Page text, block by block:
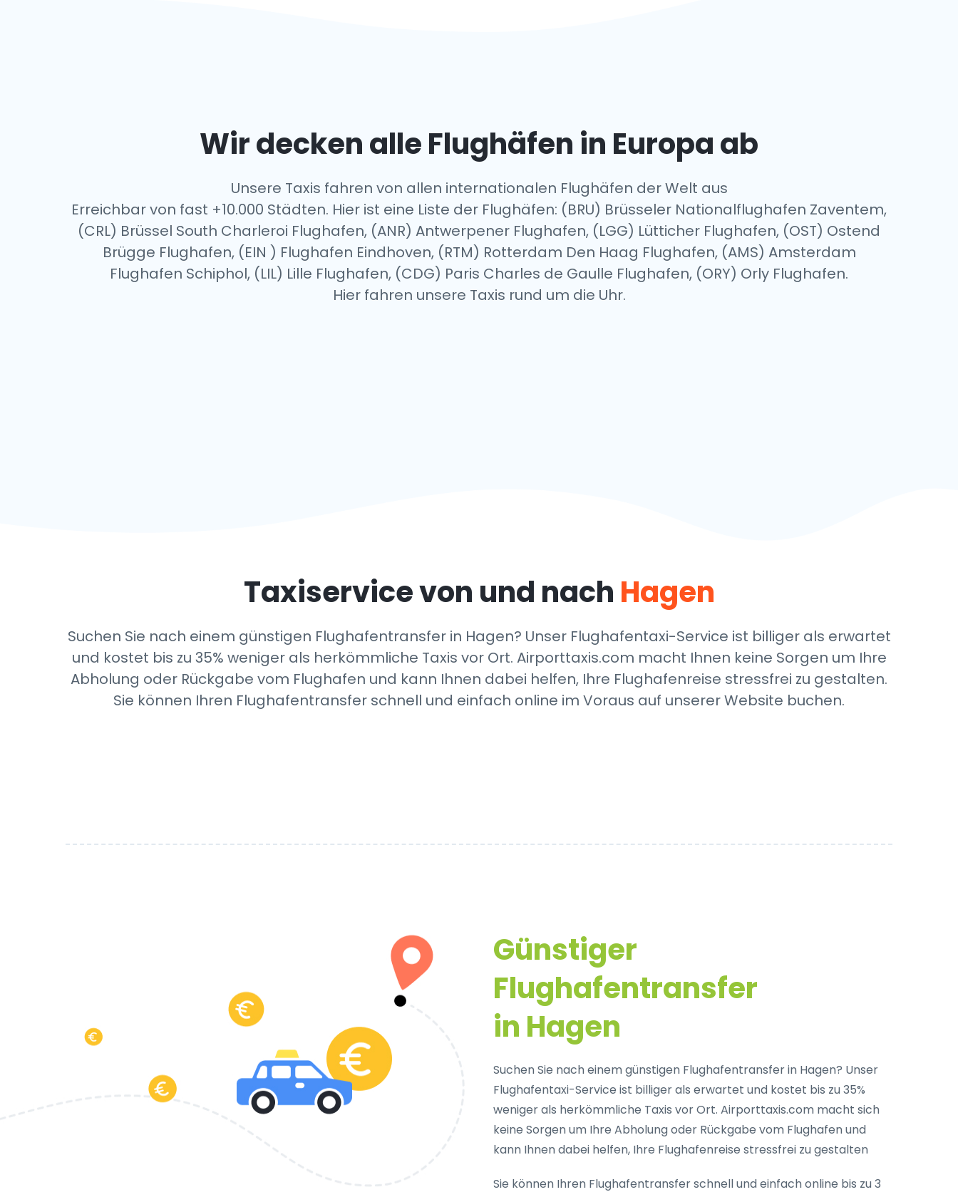
Wir decken alle Flughäfen in Europa ab
Unsere Taxis fahren von allen internationalen Flughäfen der Welt aus
Erreichbar von fast +10.000 Städten. Hier ist eine Liste der Flughäfen: (BRU) Brüsseler Nationalflughafen Zaventem,
(CRL) Brüssel South Charleroi Flughafen, (ANR) Antwerpener Flughafen, (LGG) Lütticher Flughafen, (OST) Ostend
Brügge Flughafen, (EIN ) Flughafen Eindhoven, (RTM) Rotterdam Den Haag Flughafen, (AMS) Amsterdam
Flughafen Schiphol, (LIL) Lille Flughafen, (CDG) Paris Charles de Gaulle Flughafen, (ORY) Orly Flughafen.
Hier fahren unsere Taxis rund um die Uhr.
Taxiservice von und nach Hagen
Suchen Sie nach einem günstigen Flughafentransfer in Hagen? Unser Flughafentaxi-Service ist billiger als erwartet
und kostet bis zu 35% weniger als herkömmliche Taxis vor Ort. Airporttaxis.com macht Ihnen keine Sorgen um Ihre
Abholung oder Rückgabe vom Flughafen und kann Ihnen dabei helfen, Ihre Flughafenreise stressfrei zu gestalten.
Sie können Ihren Flughafentransfer schnell und einfach online im Voraus auf unserer Website buchen.
Günstiger
Flughafentransfer
in Hagen
Suchen Sie nach einem günstigen Flughafentransfer in Hagen? Unser
Flughafentaxi-Service ist billiger als erwartet und kostet bis zu 35%
weniger als herkömmliche Taxis vor Ort. Airporttaxis.com macht sich
keine Sorgen um Ihre Abholung oder Rückgabe vom Flughafen und
kann Ihnen dabei helfen, Ihre Flughafenreise stressfrei zu gestalten
Sie können Ihren Flughafentransfer schnell und einfach online bis zu 3